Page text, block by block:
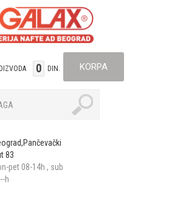
0 DIN. KORPA
83
pet 08-14h , sub
h